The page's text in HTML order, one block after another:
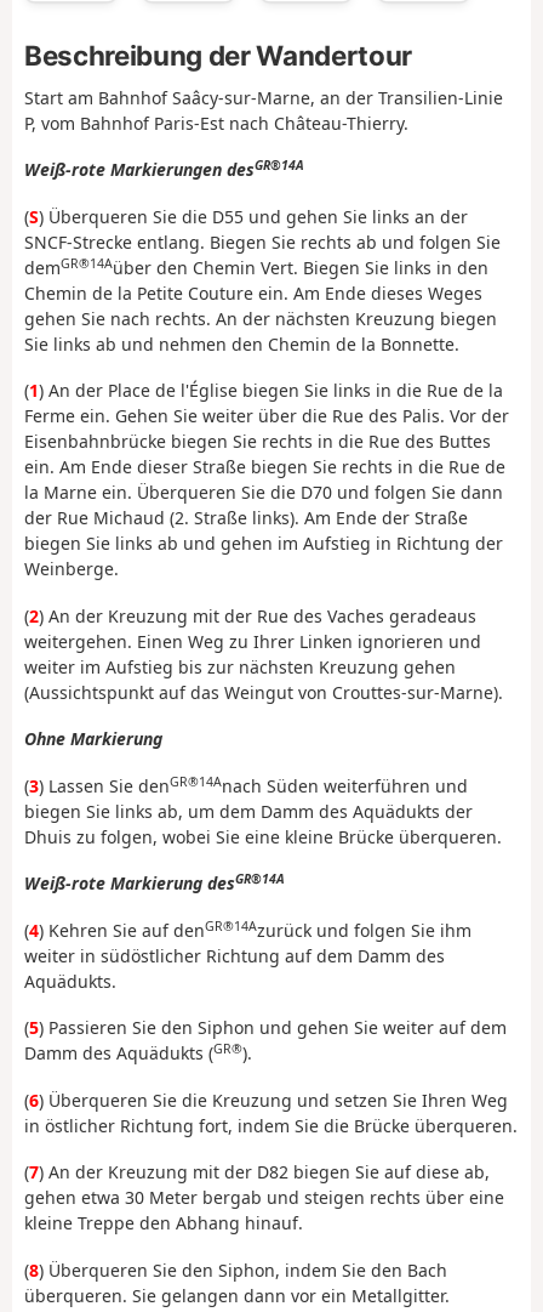
Beschreibung der Wandertour
Start am Bahnhof Saâcy-sur-Marne, an der Transilien-Linie
P, vom Bahnhof Paris-Est nach Château-Thierry.
Weiß-rote Markierungen desGR®14A
(S) Überqueren Sie die D55 und gehen Sie links an der
SNCF-Strecke entlang. Biegen Sie rechts ab und folgen Sie
demGR®14Aüber den Chemin Vert. Biegen Sie links in den
Chemin de la Petite Couture ein. Am Ende dieses Weges
gehen Sie nach rechts. An der nächsten Kreuzung biegen
Sie links ab und nehmen den Chemin de la Bonnette.
(1) An der Place de l'Église biegen Sie links in die Rue de la
Ferme ein. Gehen Sie weiter über die Rue des Palis. Vor der
Eisenbahnbrücke biegen Sie rechts in die Rue des Buttes
ein. Am Ende dieser Straße biegen Sie rechts in die Rue de
la Marne ein. Überqueren Sie die D70 und folgen Sie dann
der Rue Michaud (2. Straße links). Am Ende der Straße
biegen Sie links ab und gehen im Aufstieg in Richtung der
Weinberge.
(2) An der Kreuzung mit der Rue des Vaches geradeaus
weitergehen. Einen Weg zu Ihrer Linken ignorieren und
weiter im Aufstieg bis zur nächsten Kreuzung gehen
(Aussichtspunkt auf das Weingut von Crouttes-sur-Marne).
Ohne Markierung
(3) Lassen Sie denGR®14Anach Süden weiterführen und
biegen Sie links ab, um dem Damm des Aquädukts der
Dhuis zu folgen, wobei Sie eine kleine Brücke überqueren.
Weiß-rote Markierung desGR®14A
(4) Kehren Sie auf denGR®14Azurück und folgen Sie ihm
weiter in südöstlicher Richtung auf dem Damm des
Aquädukts.
(5) Passieren Sie den Siphon und gehen Sie weiter auf dem
Damm des Aquädukts (GR®).
(6) Überqueren Sie die Kreuzung und setzen Sie Ihren Weg
in östlicher Richtung fort, indem Sie die Brücke überqueren.
(7) An der Kreuzung mit der D82 biegen Sie auf diese ab,
gehen etwa 30 Meter bergab und steigen rechts über eine
kleine Treppe den Abhang hinauf.
(8) Überqueren Sie den Siphon, indem Sie den Bach
überqueren. Sie gelangen dann vor ein Metallgitter.